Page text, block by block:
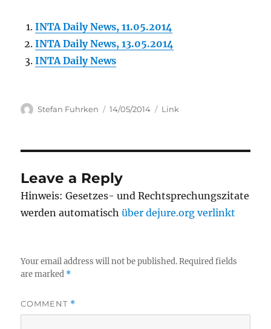
INTA Daily News, 11.05.2014
INTA Daily News, 13.05.2014
INTA Daily News
Author
Stefan Fuhrken
Posted
14/05/2014 Categories
Link
Leave a Reply
Hinweis: Gesetzes- und Rechtsprechungszitate
werden automatischüber dejure.org verlinkt
Your email address will not be published. Required fields
are marked *
COMMENT *